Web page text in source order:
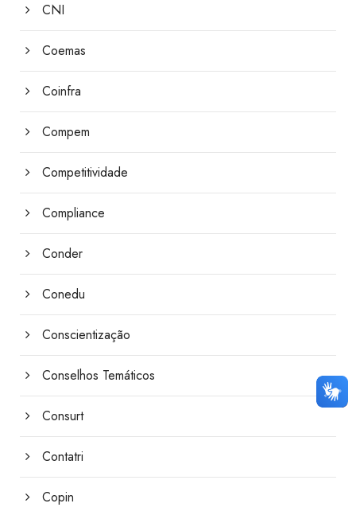
CNI
Coemas
Coinfra
Compem
Competitividade
Compliance
Conder
Conedu
Conscientização
Conselhos Temáticos
Consurt
Contatri
Copin